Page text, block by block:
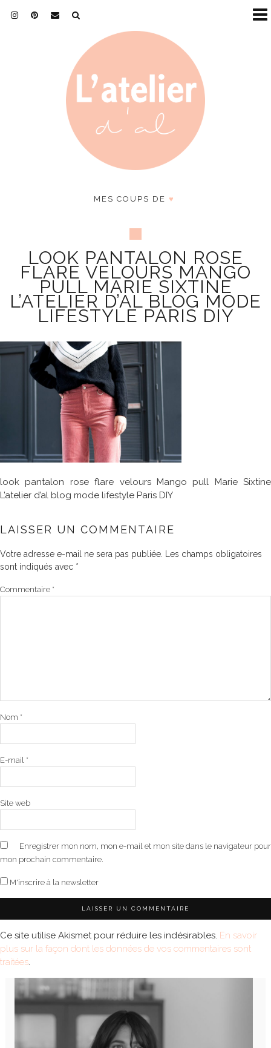
MES COUPS DE ♥
LOOK PANTALON ROSE
FLARE VELOURS MANGO
PULL MARIE SIXTINE
L’ATELIER D’AL BLOG MODE
LIFESTYLE PARIS DIY
look pantalon rose flare velours Mango pull Marie Sixtine
L’atelier d’al blog mode lifestyle Paris DIY
LAISSER UN COMMENTAIRE
Votre adresse e-mail ne sera pas publiée.
Les champs obligatoires
sont indiqués avec *
Commentaire *
Nom *
E-mail *
Site web
Enregistrer mon nom, mon e-mail et mon site dans le navigateur pour
mon prochain commentaire.
M'inscrire à la newsletter
Ce site utilise Akismet pour réduire les indésirables. En savoir
plus sur la façon dont les données de vos commentaires sont
traitées.